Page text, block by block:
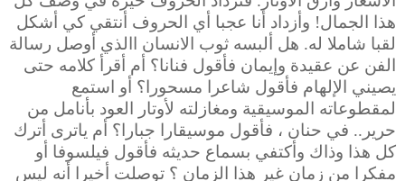
هذا الجمال! وأزداد أنا عجبا أي الحروف أنتقي كي أشكل
لقبا شاملا له. هل ألبسه ثوب الانسان االذي أوصل رسالة
الفن عن عقيدة وإيمان فأقول فنانا؟ أم أقرأ كلامه حتى
يصيني الإلهام فأقول شاعرا مسحورا؟ أو استمع
لمقطوعاته الموسيقية ومغازلته لأوتار العود بأنامل من
حرير.. في حنان ، فأقول موسيقارا جبارا؟ أم ياترى أترك
كل هذا وذاك وأكتفي بسماع حديثه فأقول فيلسوفا أو
مفكرا من زمان غير هذا الزمان ؟ توصلت أخيرا أنه ليس